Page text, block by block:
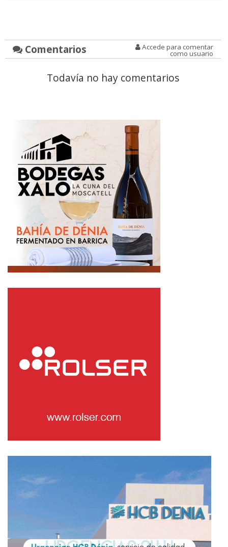
Comentarios Accede para comentar
como usuario
Todavía no hay comentarios